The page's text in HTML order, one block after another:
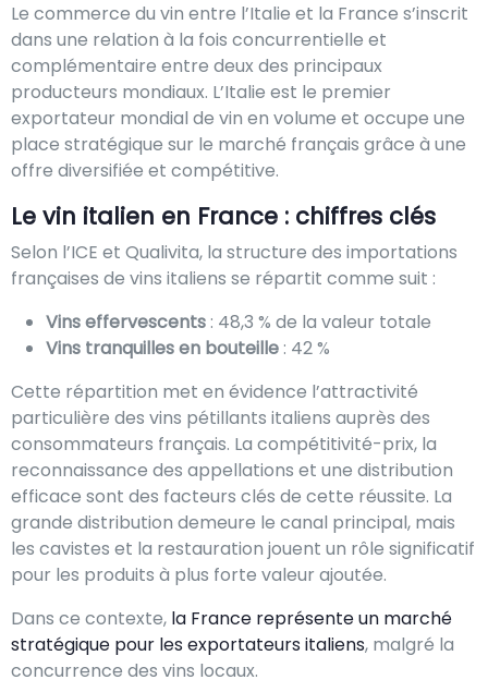
Le commerce du vin entre l’Italie et la France s’inscrit
dans une relation à la fois concurrentielle et
complémentaire entre deux des principaux
producteurs mondiaux. L’Italie est le premier
exportateur mondial de vin en volume et occupe une
place stratégique sur le marché français grâce à une
offre diversifiée et compétitive.
Le vin italien en France : chiffres clés
Selon l’ICE et Qualivita, la structure des importations
françaises de vins italiens se répartit comme suit :
Vins effervescents : 48,3 % de la valeur totale
Vins tranquilles en bouteille : 42 %
Cette répartition met en évidence l’attractivité
particulière des vins pétillants italiens auprès des
consommateurs français. La compétitivité-prix, la
reconnaissance des appellations et une distribution
efficace sont des facteurs clés de cette réussite. La
grande distribution demeure le canal principal, mais
les cavistes et la restauration jouent un rôle significatif
pour les produits à plus forte valeur ajoutée.
Dans ce contexte, la France représente un marché
stratégique pour les exportateurs italiens, malgré la
concurrence des vins locaux.